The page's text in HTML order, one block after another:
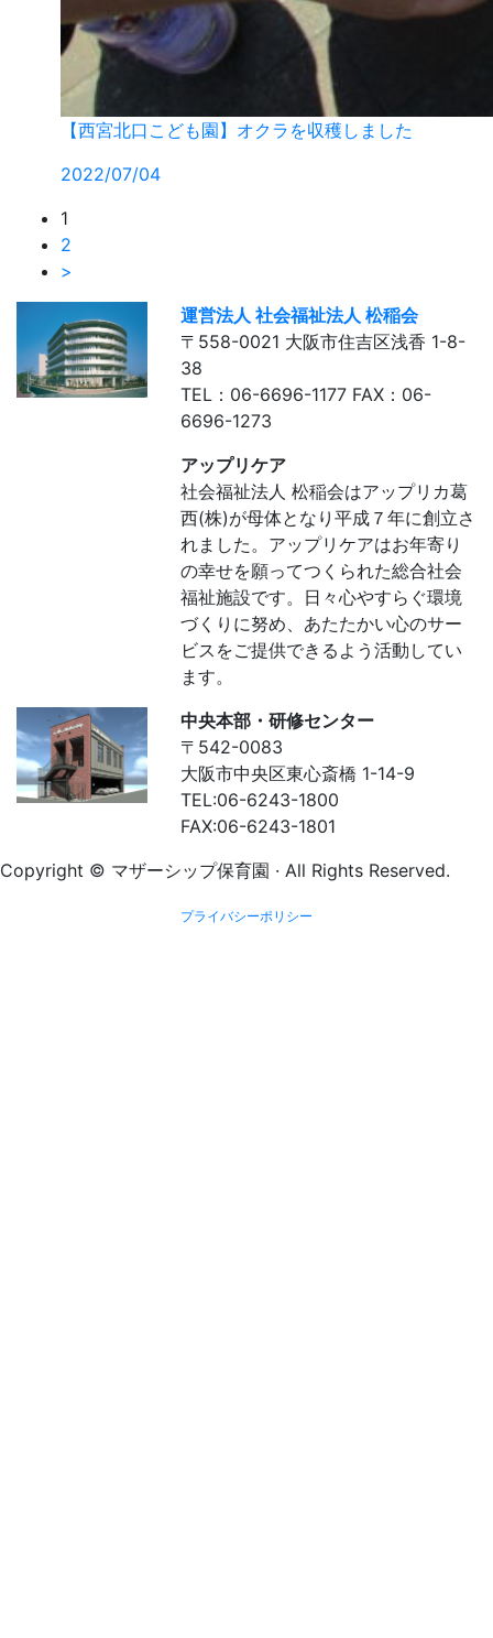
【西宮北口こども園】オクラを収穫しました
2022/07/04
1
2
>
運営法人 社会福祉法人 松稲会
〒558-0021 大阪市住吉区浅香 1-8-
38
TEL：06-6696-1177 FAX：06-
6696-1273
アップリケア
社会福祉法人 松稲会はアップリカ葛
西(株)が母体となり平成７年に創立さ
れました。アップリケアはお年寄り
の幸せを願ってつくられた総合社会
福祉施設です。日々心やすらぐ環境
づくりに努め、あたたかい心のサー
ビスをご提供できるよう活動してい
ます。
中央本部・研修センター
〒542-0083
大阪市中央区東心斎橋 1-14-9
TEL:06-6243-1800
FAX:06-6243-1801
Copyright © マザーシップ保育園 · All Rights Reserved.
プライバシーポリシー